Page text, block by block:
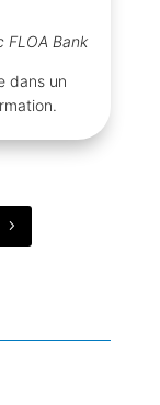
FLOA Bank
dans un